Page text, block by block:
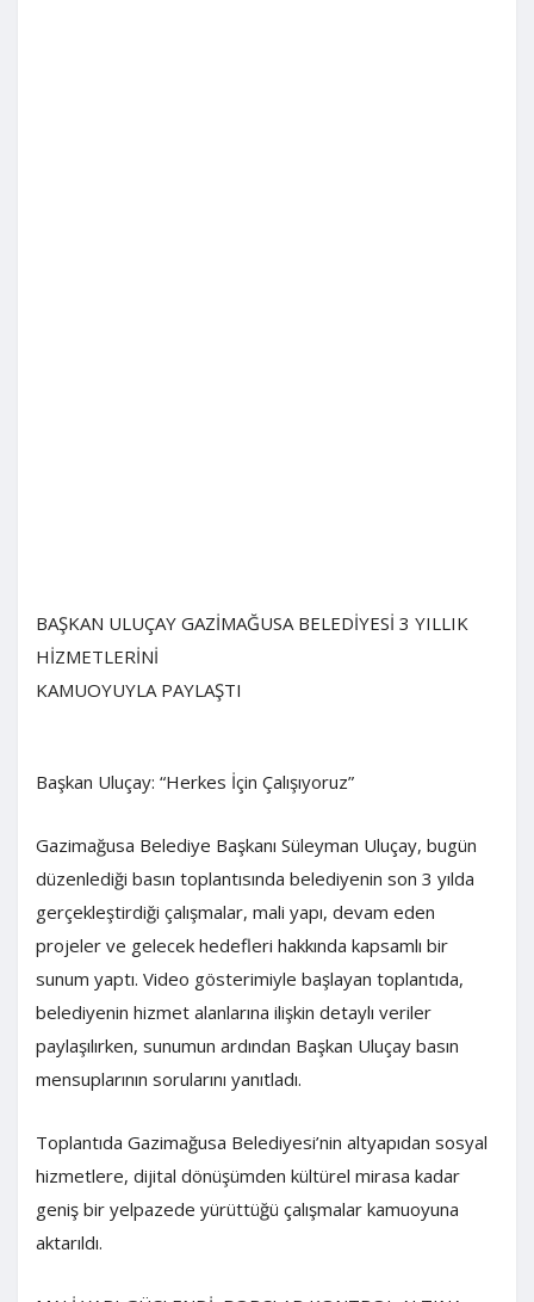
BAŞKAN ULUÇAY GAZİMAĞUSA BELEDİYESİ 3 YILLIK
HİZMETLERİNİ
KAMUOYUYLA PAYLAŞTI
Başkan Uluçay: “Herkes İçin Çalışıyoruz”
Gazimağusa Belediye Başkanı Süleyman Uluçay, bugün
düzenlediği basın toplantısında belediyenin son 3 yılda
gerçekleştirdiği çalışmalar, mali yapı, devam eden
projeler ve gelecek hedefleri hakkında kapsamlı bir
sunum yaptı. Video gösterimiyle başlayan toplantıda,
belediyenin hizmet alanlarına ilişkin detaylı veriler
paylaşılırken, sunumun ardından Başkan Uluçay basın
mensuplarının sorularını yanıtladı.
Toplantıda Gazimağusa Belediyesi’nin altyapıdan sosyal
hizmetlere, dijital dönüşümden kültürel mirasa kadar
geniş bir yelpazede yürüttüğü çalışmalar kamuoyuna
aktarıldı.